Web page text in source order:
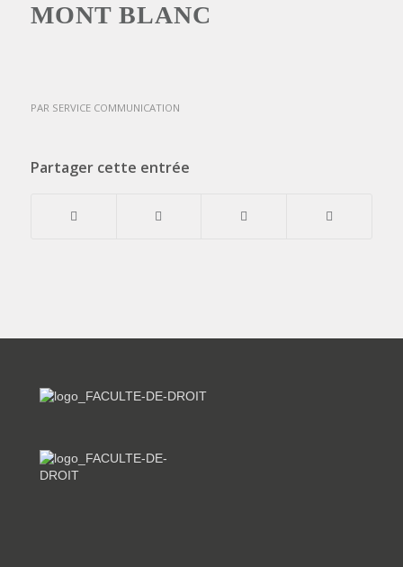
MONT BLANC
PAR SERVICE COMMUNICATION
Partager cette entrée